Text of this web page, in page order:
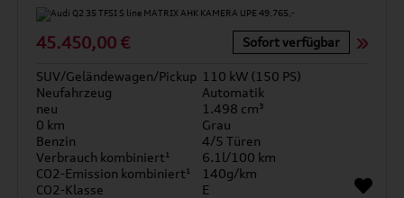
45.450,00 € Sofort verfügbar
SUV/Geländewagen/Pickup 110 kW (150 PS)
Neufahrzeug
Automatik
neu
1.498 cm³
0 km
Grau
Benzin
4/5 Türen
Verbrauch kombiniert¹
6.1l/100 km
CO2-Emission kombiniert¹
140g/km
CO2-Klasse
E